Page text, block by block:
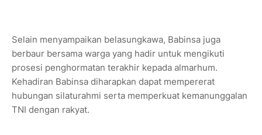
‎Selain menyampaikan belasungkawa, Babinsa juga
berbaur bersama warga yang hadir untuk mengikuti
prosesi penghormatan terakhir kepada almarhum.
Kehadiran Babinsa diharapkan dapat mempererat
hubungan silaturahmi serta memperkuat kemanunggalan
TNI dengan rakyat.